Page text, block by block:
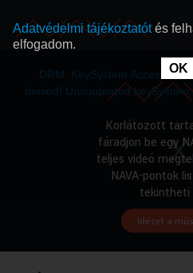
DRM: KeySystem Access
denied! Unsupported
Korlátozott
fáradjon be egy
teljes videó
NAVA-pontok
tekintheti
Idézet a
Adatvédelmi tájékoztatótés
elfogadom.
OK